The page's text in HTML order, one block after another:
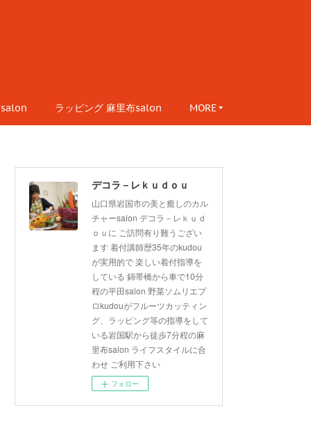
salon ラッピング 麻里布salon MORE
デコラ－レｋｕｄｏｕ
山口県岩国市の美と癒しのカル
チャーsalon デコラ－レｋｕｄ
ｏｕに ご訪問有り難うござい
ます 着付講師歴35年のkudou
が実用的で 楽しい着付指導を
している 錦帯橋から車で10分
程の平田salon 野菜ソムリエプ
ロkudouがフルーツカッティン
グ、ラッピング等の指導をして
いる岩国駅から徒歩7分程の麻
里布salon ライフスタイルに合
わせ ご利用下さい
フォロー